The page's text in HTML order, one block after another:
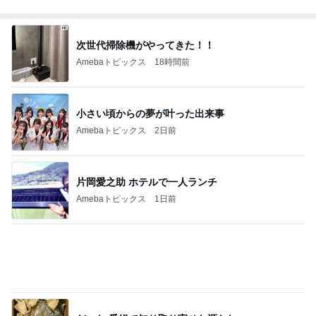
お母さんへのお土産ができたこと